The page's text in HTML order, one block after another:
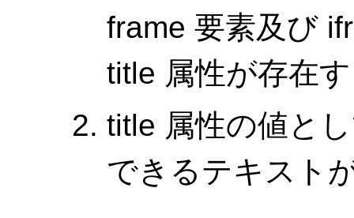
frame 要素及び
title 属性が存在
title 属性の値と
できるテキスト